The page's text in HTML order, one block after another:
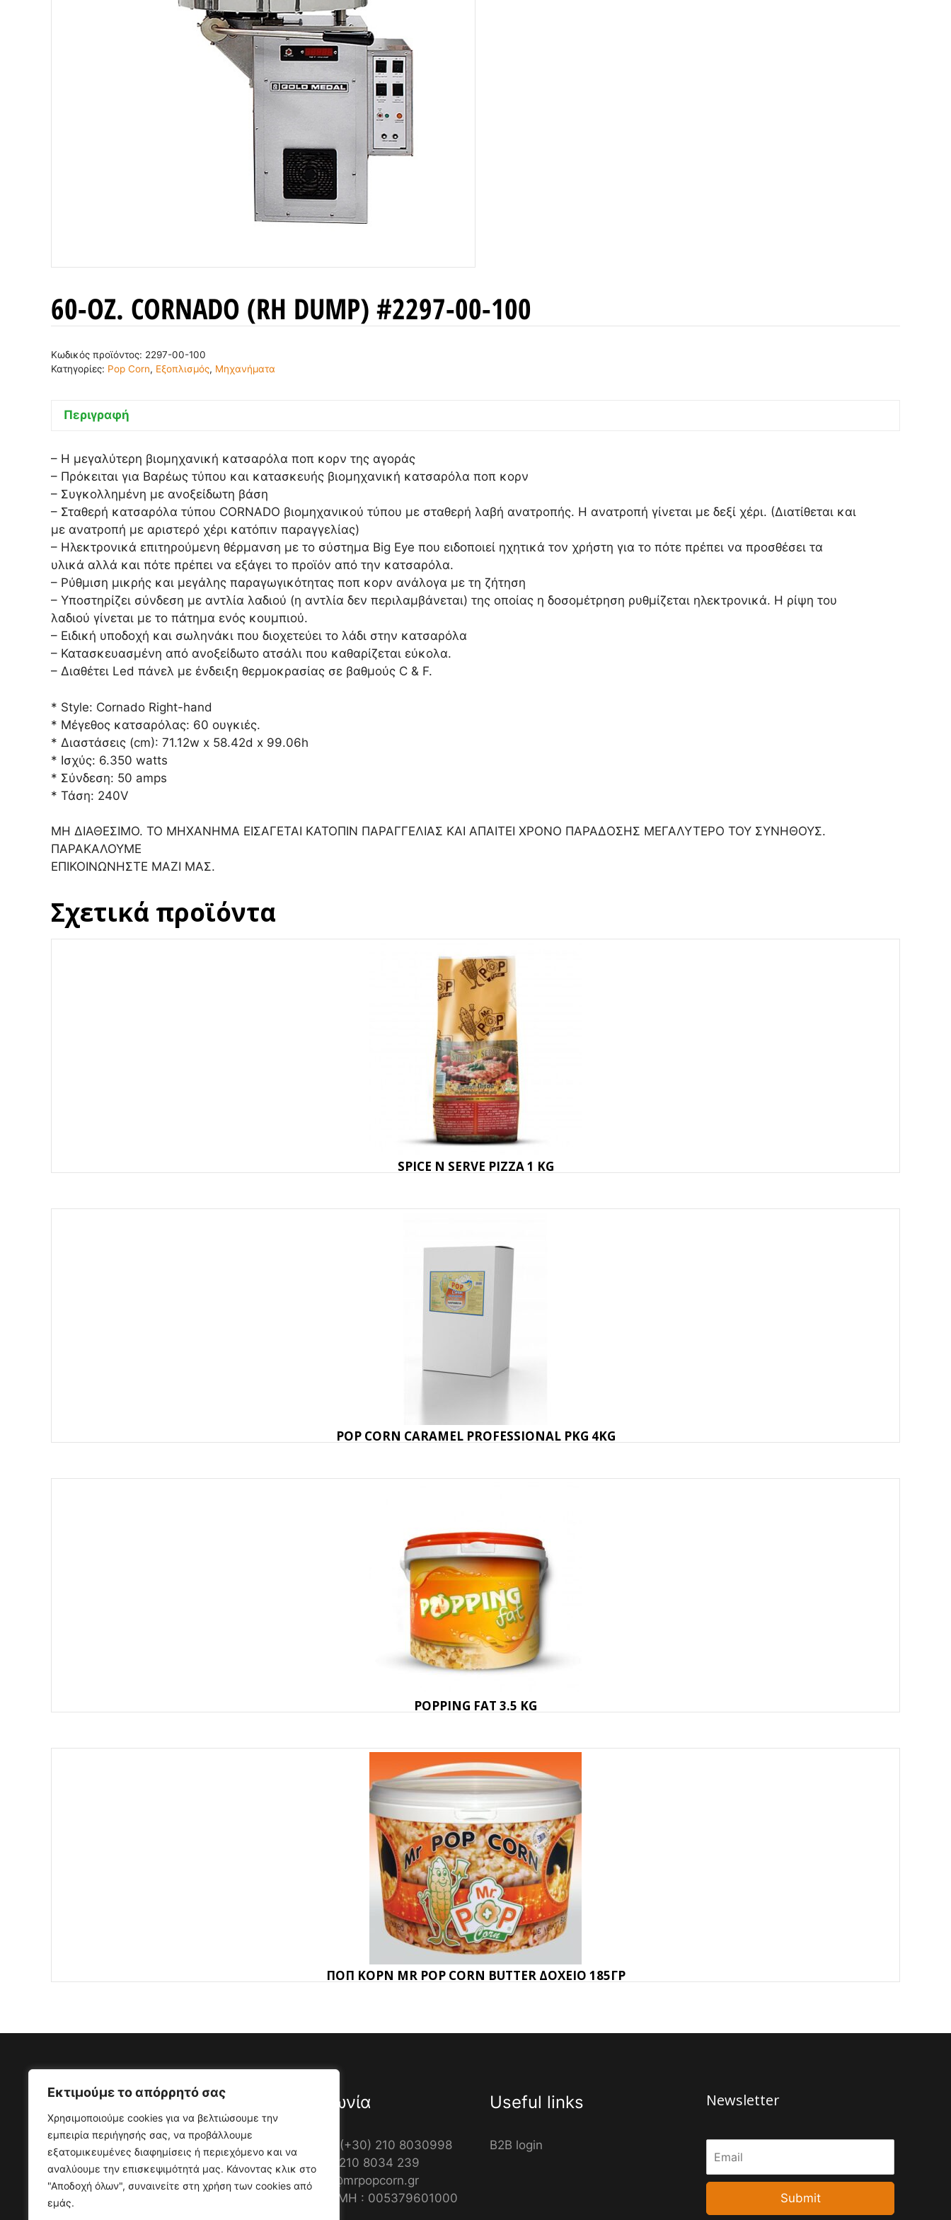
Εκτιμούμε το απόρρητό σας
Χρησιμοποιούμε cookies για να βελτιώσουμε την
εμπειρία περιήγησής σας, να προβάλλουμε
εξατομικευμένες διαφημίσεις ή περιεχόμενο και να
αναλύουμε την επισκεψιμότητά μας. Κάνοντας κλικ στο
"Αποδοχή όλων", συναινείτε στη χρήση των cookies από
εμάς.
60-OZ. CORNADO (RH DUMP) #2297-00-100
Κωδικός προϊόντος: 2297-00-100
Κατηγορίες: Pop Corn, Εξοπλισμός, Μηχανήματα
Περιγραφή
– Η μεγαλύτερη βιομηχανική κατσαρόλα ποπ κορν της αγοράς
– Πρόκειται για Βαρέως τύπου και κατασκευής βιομηχανική κατσαρόλα ποπ κορν
– Συγκολλημένη με ανοξείδωτη βάση
– Σταθερή κατσαρόλα τύπου CORNADO βιομηχανικού τύπου με σταθερή λαβή ανατροπής. Η ανατροπή γίνεται με δεξί χέρι. (Διατίθεται και
με ανατροπή με αριστερό χέρι κατόπιν παραγγελίας)
– Ηλεκτρονικά επιτηρούμενη θέρμανση με το σύστημα Big Eye που ειδοποιεί ηχητικά τον χρήστη για το πότε πρέπει να προσθέσει τα
υλικά αλλά και πότε πρέπει να εξάγει το προϊόν από την κατσαρόλα.
– Ρύθμιση μικρής και μεγάλης παραγωγικότητας ποπ κορν ανάλογα με τη ζήτηση
– Υποστηρίζει σύνδεση με αντλία λαδιού (η αντλία δεν περιλαμβάνεται) της οποίας η δοσομέτρηση ρυθμίζεται ηλεκτρονικά. Η ρίψη του
λαδιού γίνεται με το πάτημα ενός κουμπιού.
– Ειδική υποδοχή και σωληνάκι που διοχετεύει το λάδι στην κατσαρόλα
– Κατασκευασμένη από ανοξείδωτο ατσάλι που καθαρίζεται εύκολα.
– Διαθέτει Led πάνελ με ένδειξη θερμοκρασίας σε βαθμούς C & F.
* Style: Cornado Right-hand
* Μέγεθος κατσαρόλας: 60 ουγκιές.
* Διαστάσεις (cm): 71.12w x 58.42d x 99.06h
* Ισχύς: 6.350 watts
* Σύνδεση: 50 amps
* Τάση: 240V
ΜΗ ΔΙΑΘΕΣΙΜΟ. ΤΟ ΜΗΧΑΝΗΜΑ ΕΙΣΑΓΕΤΑΙ ΚΑΤΟΠΙΝ ΠΑΡΑΓΓΕΛΙΑΣ ΚΑΙ ΑΠΑΙΤΕΙ ΧΡΟΝΟ ΠΑΡΑΔΟΣΗΣ ΜΕΓΑΛΥΤΕΡΟ ΤΟΥ ΣΥΝΗΘΟΥΣ.
ΠΑΡΑΚΑΛΟΥΜΕ
ΕΠΙΚΟΙΝΩΝΗΣΤΕ ΜΑΖΙ ΜΑΣ.
Σχετικά προϊόντα
SPICE N SERVE PIZZA 1 KG
POP CORN CARAMEL PROFESSIONAL PKG 4KG
POPPING FAT 3.5 KG
ΠΟΠ ΚΟΡΝ MR POP CORN BUTTER ΔΟΧΕΙΟ 185ΓΡ
Διεύθυνση
Επικοινωνία,
Δασκαλογιάννη 15, 14452,
Μεταμόρφωση Αθήνα - Ελλάδα
Επικοινωνία
Τηλέφωνο: (+30) 210 8030998
Φαξ: (+30) 210 8034 239
Email: info@mrpopcorn.gr
Αριθμός ΓΕΜΗ : 005379601000
Useful links
B2B login
Newsletter
Submit